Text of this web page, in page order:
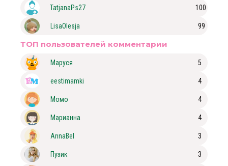
TatjanaPs27 100
LisaOlesja 99
ТОП пользователей комментарии
Маруся 5
eestimamki 4
Момо 4
Марианна 4
AnnaBel 3
Пузик 3